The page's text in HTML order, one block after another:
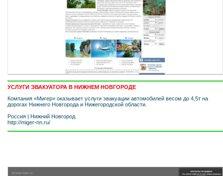
УСЛУГИ ЭВАКУАТОРА В НИЖНЕМ НОВГОРОДЕ
Компания «Мигер» оказывает услуги эвакуации автомобилей весом до 4,5т на
дорогах Нижнего Новгорода и Нижегородской области.
Россия | Нижний Новгород
http://miger-nn.ru/